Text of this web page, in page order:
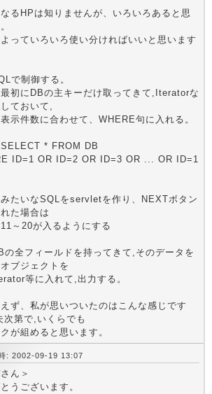
るHPは知りませんが、いろいろあると思
っていろいろ使い分ければいいと思います
で制御する。
DBの主キーだけ取ってきて,Iteratorな
ておいて,
数に合わせて、WHERE句に入れる。
* FROM DB
ID=1 OR ID=2 OR ID=3 OR ... OR ID=1
なSQLをservletを作り、NEXTボタン
た場合は
が入るようにする
全フィールドを持ってきて,そのデータを
ブジェクトを
等に入れて,出力する。
ず、私が思いついたのはこんな感じです
次第で,いくらでも
が組めると思います。
: 2002-09-19 13:07
ん＞
うございます。